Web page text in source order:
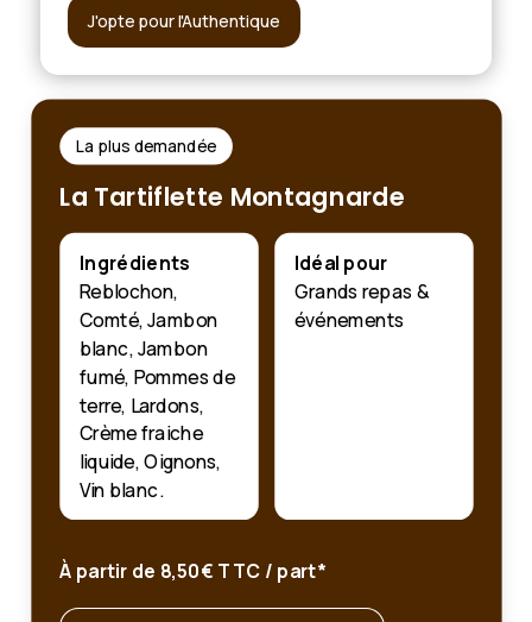
J'opte pour l'Authentique
La plus demandée
La Tartiflette Montagnarde
Ingrédients
Reblochon,
Comté, Jambon
blanc, Jambon
fumé, Pommes de
terre, Lardons,
Crème fraiche
liquide, Oignons,
Vin blanc.
Idéal pour
Grands repas &
événements
À partir de 8,50€ TTC / part*